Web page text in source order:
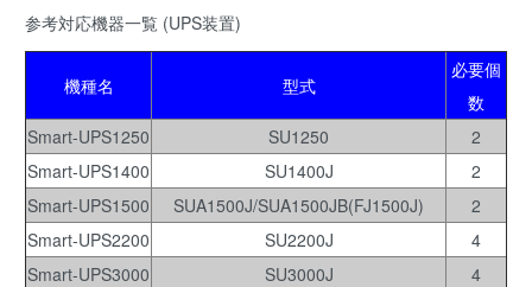
参考対応機器一覧 (UPS装置)
機種名 型式
必要個
数
Smart-UPS1250
SU1250
2
Smart-UPS1400
SU1400J
2
Smart-UPS1500
SUA1500J/SUA1500JB(FJ1500J)
2
Smart-UPS2200
SU2200J
4
Smart-UPS3000
SU3000J
4